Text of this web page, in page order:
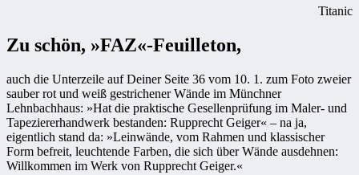
Titanic
Zu schön, »FAZ«-Feuilleton,
auch die Unterzeile auf Deiner Seite 36 vom 10. 1. zum Foto ­zweier
sauber rot und weiß gestrichener Wände im Münchner
Lehnbachhaus: »Hat die praktische Gesellenprüfung im Maler- und
Tapeziererhandwerk bestanden: Rupprecht Geiger« – na ja,
eigentlich stand da: »Leinwände, vom Rahmen und klassischer
Form befreit, leuchtende Farben, die sich über Wände ausdehnen:
Willkommen im Werk von Rupprecht Geiger.«